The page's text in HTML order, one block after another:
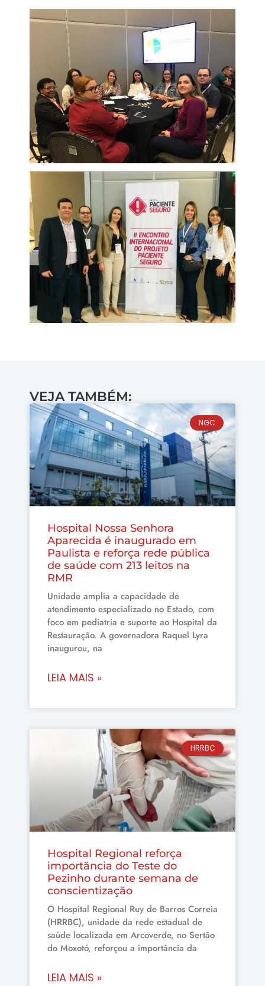
VEJA TAMBÉM:
NGC
Hospital Nossa Senhora
Aparecida é inaugurado em
Paulista e reforça rede pública
de saúde com 213 leitos na
RMR
Unidade amplia a capacidade de
atendimento especializado no Estado, com
foco em pediatria e suporte ao Hospital da
Restauração. A governadora Raquel Lyra
inaugurou, na
LEIA MAIS »
HRRBC
Hospital Regional reforça
importância do Teste do
Pezinho durante semana de
conscientização
O Hospital Regional Ruy de Barros Correia
(HRRBC), unidade da rede estadual de
saúde localizada em Arcoverde, no Sertão
do Moxotó, reforçou a importância da
LEIA MAIS »